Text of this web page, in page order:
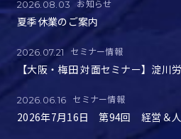
2026.08.03 お知らせ
夏季休業のご案内
2026.07.21 セミナー情報
【大阪・梅田 対面セミナー】淀川
2026.06.16 セミナー情報
2026年7月16日 第94回 経営＆人